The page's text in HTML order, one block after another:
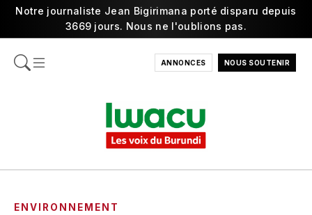
Notre journaliste Jean Bigirimana porté disparu depuis
3669 jours. Nous ne l'oublions pas.
ANNONCES NOUS SOUTENIR
ENVIRONNEMENT